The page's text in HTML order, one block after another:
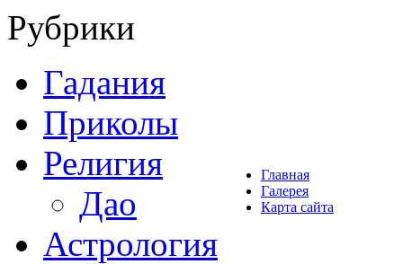
Главная
Галерея
Карта сайта
Рубрики
Гадания
Приколы
Религия
Дао
Астрология